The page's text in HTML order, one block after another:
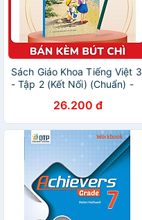
Sách Giáo Khoa Tiếng Việt 3
- Tập 2 (Kết Nối) (Chuẩn) -
26.200 đ